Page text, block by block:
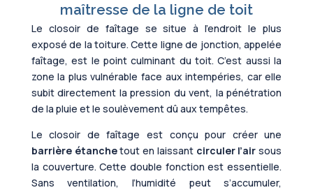
maîtresse de la ligne de toit
Le closoir de faîtage se situe à l’endroit le plus
exposé de la toiture. Cette ligne de jonction, appelée
faîtage, est le point culminant du toit. C’est aussi la
zone la plus vulnérable face aux intempéries, car elle
subit directement la pression du vent, la pénétration
de la pluie et le soulèvement dû aux tempêtes.
Le closoir de faîtage est conçu pour créer une
barrière étanchetout en laissant circuler l’air sous
la couverture. Cette double fonction est essentielle.
Sans ventilation, l’humidité peut s’accumuler,